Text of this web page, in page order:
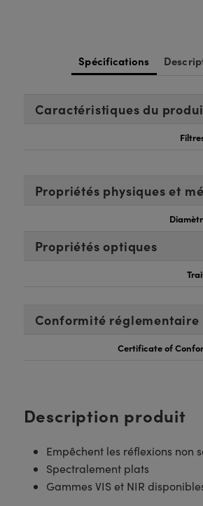
Spécifications
Caractéristiques du
Propriétés physiques et
Propriétés optiques
Conformité réglementaire
Certificate of
Description produit
Empêchent les réflexions non
Spectralement plats
Gammes VIS et NIR